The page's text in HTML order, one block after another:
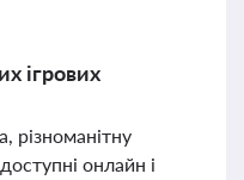
ігрових
різноманітну
онлайн і